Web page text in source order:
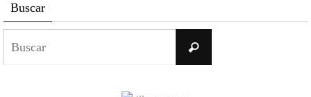
Buscar
Buscar